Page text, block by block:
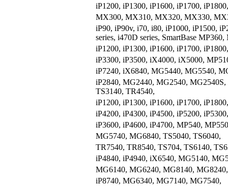
iP1200, iP1300, iP1600, iP1700,
MX300, MX310, MX320, MX330,
iP90, iP90v, i70, i80, iP1000, iP1500,
series, i470D series, SmartBase
iP1200, iP1300, iP1600, iP1700,
iP3300, iP3500, iX4000, iX5000,
iP7240, iX6840, MG5440, MG5540,
iP2840, MG2440, MG2540,
TS3140, TR4540,
iP1200, iP1300, iP1600, iP1700,
iP4200, iP4300, iP4500, iP5200,
iP3600, iP4600, iP4700, MP540,
MG5740, MG6840, TS5040, TS6040,
TR7540, TR8540, TS704, TS6140,
iP4840, iP4940, iX6540, MG5140,
MG6140, MG6240, MG8140, MG8240,
iP8740, MG6340, MG7140, MG7540,